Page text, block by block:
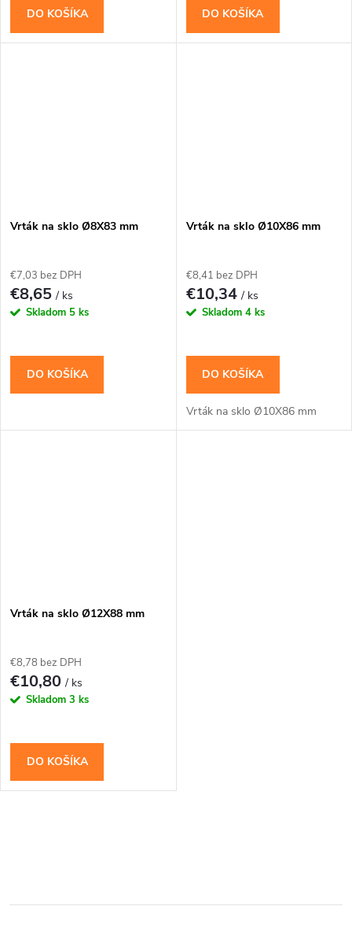
DO KOŠÍKA DO KOŠÍKA
Vrták na sklo Ø8X83 mm
€7,03 bez DPH
€8,65/ ks
Skladom 5 ks
DO KOŠÍKA
Vrták na sklo Ø10X86 mm
€8,41 bez DPH
€10,34/ ks
Skladom 4 ks
DO KOŠÍKA
Vrták na sklo Ø10X86 mm
Vrták na sklo Ø12X88 mm
€8,78 bez DPH
€10,80/ ks
Skladom 3 ks
DO KOŠÍKA
l